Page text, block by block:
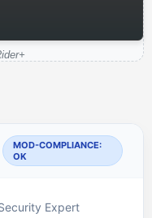
MOD-COMPLIANCE:
OK
Expert